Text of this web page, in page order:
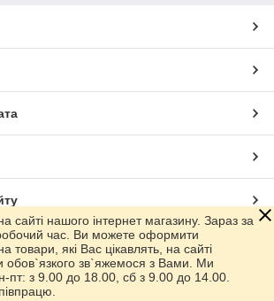
маркетплейсіProm.ua
сайті нашого інтернет магазину. Зараз за
час. Ви можете оформити
товари, які Вас цікавлять, на сайті
обов`язкого зв`яжемося з Вами. Ми
пт: з 9.00 до 18.00, сб з 9.00 до 14.00.